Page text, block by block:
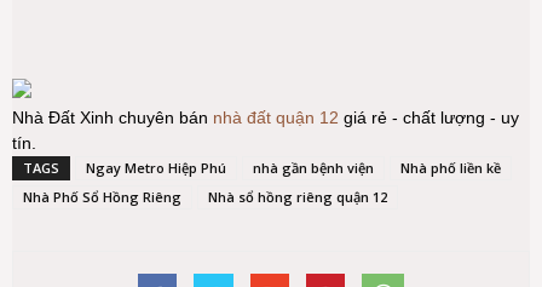
Nhà Đất Xinh chuyên bán nhà đất quận 12 giá rẻ - chất lượng - uy
tín.
TAGS Ngay Metro Hiệp Phú nhà gần bệnh viện
Nhà phố liền kề
Nhà Phố Sổ Hồng Riêng
Nhà sổ hồng riêng quận 12